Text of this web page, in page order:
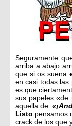
Seguramente
arriba a abajo
que si os suena
en casi todas las
es que
sus papeles «de
aquella de:
Listo pensamos
crack de los que